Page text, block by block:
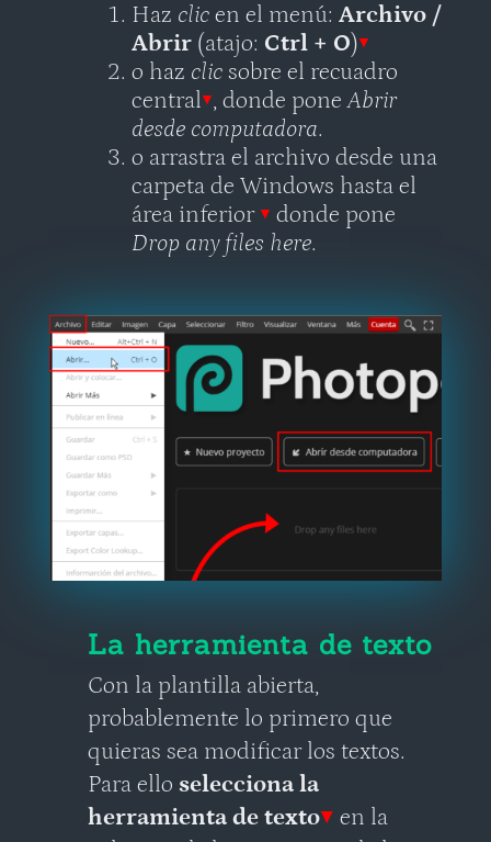
Haz clicen el menú: Archivo /
Abrir(atajo: Ctrl + O)▼
o haz clicsobre el recuadro
central▼, donde poneAbrir
desde computadora.
o arrastra el archivo desde una
carpeta de Windows hasta el
área inferior ▼ donde pone
Drop any files here.
La herramienta de texto
Con la plantilla abierta,
probablemente lo primero que
quieras sea modificar los textos.
Para ello selecciona la
herramienta de texto▼ en la